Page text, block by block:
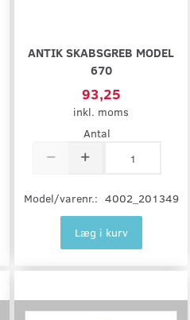
ANTIK SKABSGREB MODEL
670
93,25
inkl. moms
Antal
Model/varenr.: 4002_201349
Læg i kurv